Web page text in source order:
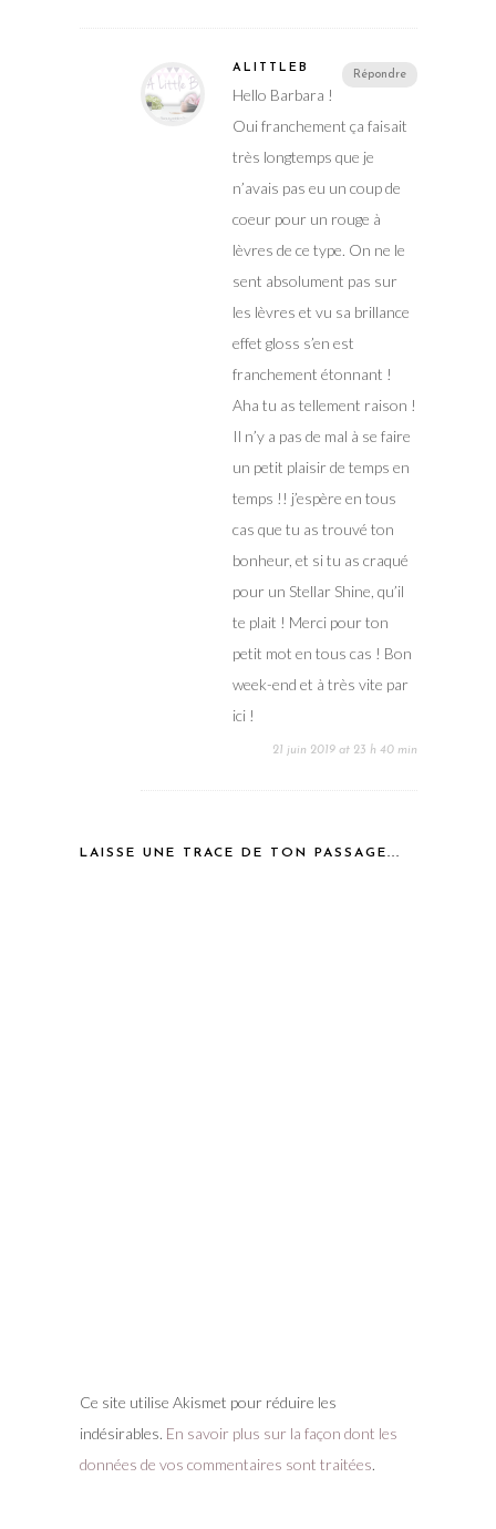
Répondre
ALITTLEB
Hello Barbara !
Oui franchement ça faisait
très longtemps que je
n’avais pas eu un coup de
coeur pour un rouge à
lèvres de ce type. On ne le
sent absolument pas sur
les lèvres et vu sa brillance
effet gloss s’en est
franchement étonnant !
Aha tu as tellement raison !
Il n’y a pas de mal à se faire
un petit plaisir de temps en
temps !! j’espère en tous
cas que tu as trouvé ton
bonheur, et si tu as craqué
pour un Stellar Shine, qu’il
te plait ! Merci pour ton
petit mot en tous cas ! Bon
week-end et à très vite par
ici !
21 juin 2019 at 23 h 40 min
LAISSE UNE TRACE DE TON PASSAGE...
Ce site utilise Akismet pour réduire les
indésirables. En savoir plus sur la façon dont les
données de vos commentaires sont traitées.